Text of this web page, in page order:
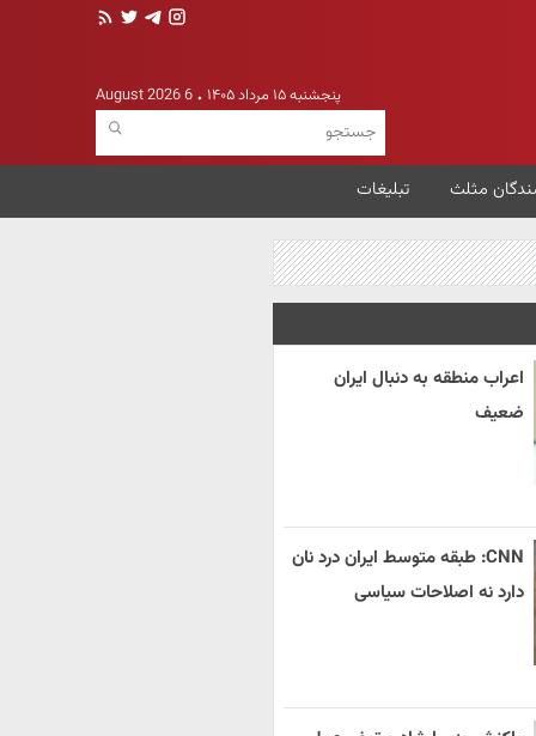
پنجشنبه ۱۵ مرداد ۱۴۰۵ 6 August 2026
مثلث تبلیغات
اعراب منطقه به دنبال ایران
ضعیف
CNN: طبقه متوسط ایران درد نان
دارد نه اصلاحات سیاسی